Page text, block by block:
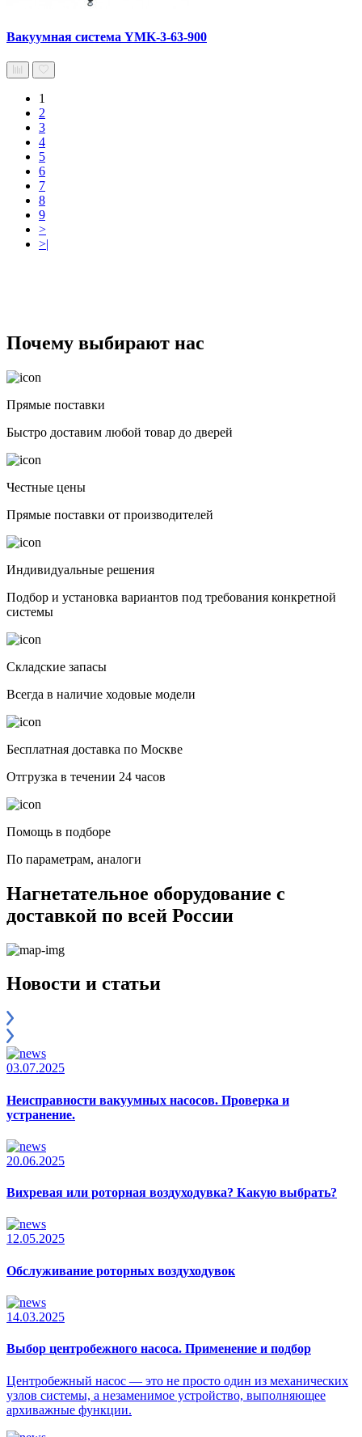
Вакуумная система YMK-3-63-900
1
2
3
4
5
6
7
8
9
>
>|
Почему выбирают нас
Прямые поставки
Быстро доставим любой товар до дверей
Честные цены
Прямые поставки от производителей
Индивидуальные решения
Подбор и установка вариантов под требования конкретной
системы
Складские запасы
Всегда в наличие ходовые модели
Бесплатная доставка по Москве
Отгрузка в течении 24 часов
Помощь в подборе
По параметрам, аналоги
Нагнетательное оборудование с
доставкой по всей России
Новости и статьи
03.07.2025
Неисправности вакуумных насосов. Проверка и
устранение.
20.06.2025
Вихревая или роторная воздуходувка? Какую выбрать?
12.05.2025
Обслуживание роторных воздуходувок
14.03.2025
Выбор центробежного насоса. Применение и подбор
Центробежный насос — это не просто один из механических
узлов системы, а незаменимое устройство, выполняющее
архиважные функции.